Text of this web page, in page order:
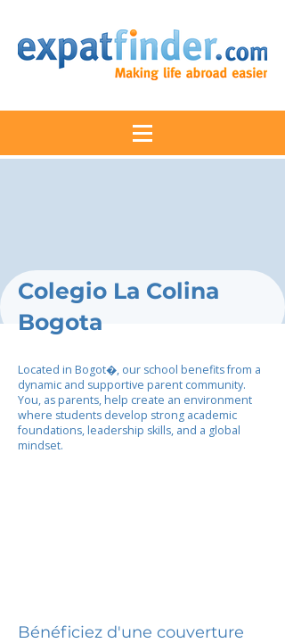
Colegio La Colina
Bogota
Located in Bogot�, our school benefits from a
dynamic and supportive parent community.
You, as parents, help create an environment
where students develop strong academic
foundations, leadership skills, and a global
mindset.
Bénéficiez d'une couverture